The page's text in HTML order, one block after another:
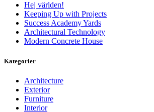
Hej världen!
Keeping Up with Projects
Success Academy Yards
Architectural Technology
Modern Concrete House
Kategorier
Architecture
Exterior
Furniture
Interior